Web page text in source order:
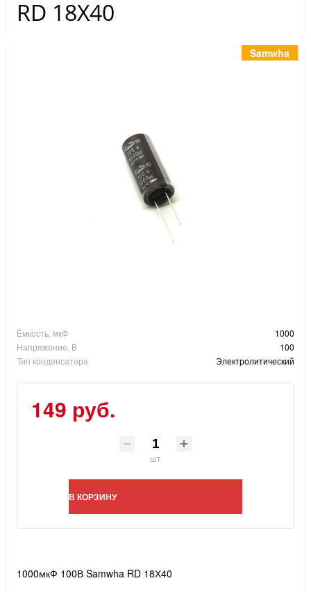
RD 18Х40
Samwha
Ёмкость, мкФ
1000
Напряжение, В
100
Тип конденсатора
Электролитический
149 руб.
шт
В КОРЗИНУ
1000мкФ 100В Samwha RD 18Х40